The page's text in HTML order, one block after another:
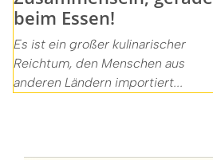
beim Essen!
Es ist ein großer kulinarischer
Reichtum, den Menschen aus
anderen Ländern importiert...